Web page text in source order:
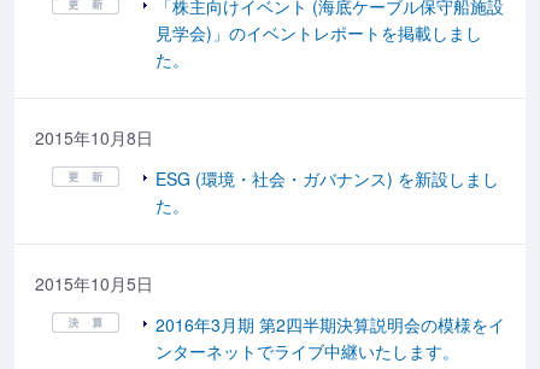
「株主向けイベント (海底ケーブル保守船施設
見学会)」のイベントレポートを掲載しまし
た。
2015年10月8日
ESG (環境・社会・ガバナンス) を新設しまし
た。
2015年10月5日
2016年3月期 第2四半期決算説明会の模様をイ
ンターネットでライブ中継いたします。